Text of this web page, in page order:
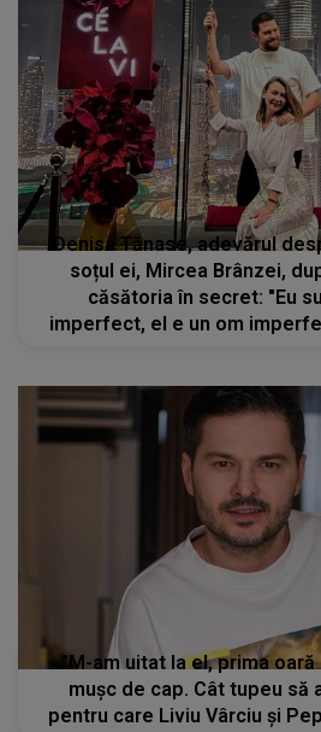
Denisa Tănase, adevărul
soțul ei, Mircea Brânzei,
căsătoria în secret: "Eu
imperfect, el e un om
”M-am uitat la el, prima
mușc de cap. Cât tupeu să
pentru care Liviu Vârciu și